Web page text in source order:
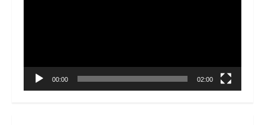
00:00 02:00